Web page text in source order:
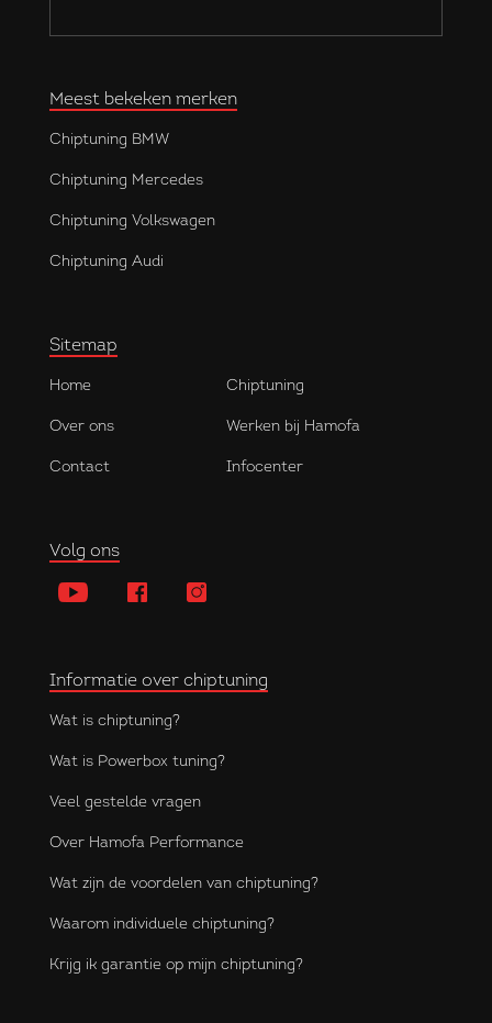
Meest bekeken merken
Chiptuning BMW
Chiptuning Mercedes
Chiptuning Volkswagen
Chiptuning Audi
Sitemap
Home Chiptuning
Over ons Werken bij Hamofa
Contact Infocenter
Volg ons
Informatie over chiptuning
Wat is chiptuning?
Wat is Powerbox tuning?
Veel gestelde vragen
Over Hamofa Performance
Wat zijn de voordelen van chiptuning?
Waarom individuele chiptuning?
Krijg ik garantie op mijn chiptuning?